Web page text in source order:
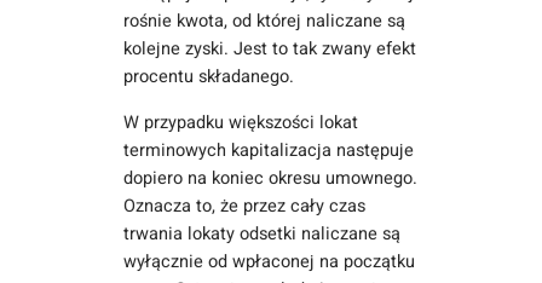
rośnie kwota, od której naliczane są
kolejne zyski. Jest to tak zwany efekt
procentu składanego.
W przypadku większości lokat
terminowych kapitalizacja następuje
dopiero na koniec okresu umownego.
Oznacza to, że przez cały czas
trwania lokaty odsetki naliczane są
wyłącznie od wpłaconej na początku